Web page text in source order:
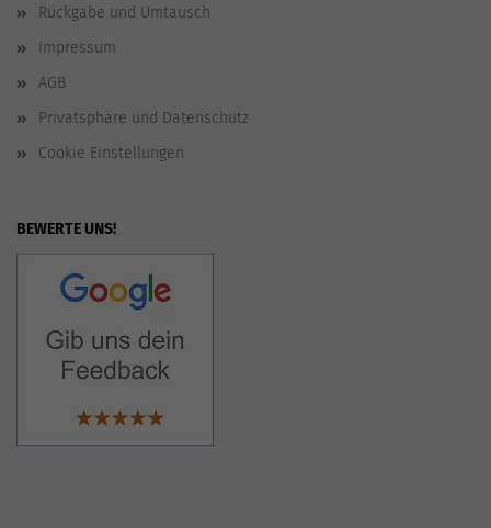
Rückgabe und Umtausch
Impressum
AGB
Privatsphäre und Datenschutz
Cookie Einstellungen
BEWERTE UNS!